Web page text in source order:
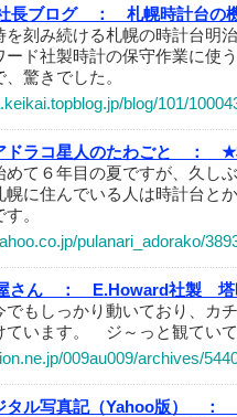
長ブログ ：
札幌時計台の
を刻み続ける札幌の時計台明
ード社製時計の保守作業に使
驚きでした。
blog/101/
ドラコ星人のたわごと ：
★
めて６年目の夏ですが、久し
幌に住んでいる人は時計台と
。
pulanari_adorako/
さん ：
E.Howard社製 塔
でもしっかり動いており、カ
ています。 ジ～っと観てい
009au009/archives/
タル写真記（Yahoo版） ：